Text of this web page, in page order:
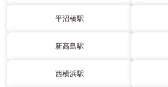
平沼橋駅
新高島駅
西横浜駅